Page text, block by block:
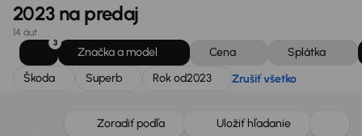
2023 na predaj
14 áut
3
Značka a model Cena
Splátka
Škoda
Superb Rok od2023 Zrušiť všetko
Zoradiť podľa Uložiť hľadanie
Ušetríte 19 105 €